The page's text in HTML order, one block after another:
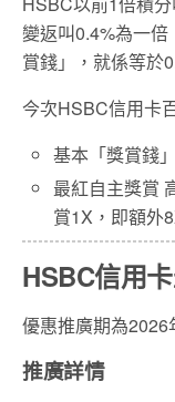
變返叫0.4%為一
賞錢」，就係等於
今次HSBC信用卡
基本「獎賞錢
最紅自主獎賞
賞1X，即額外
HSBC信用
優惠推廣期為2026
推廣詳情